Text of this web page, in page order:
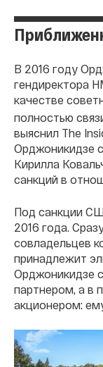
В 2016 году
гендиректора
качестве
полностью
выяснил The
Орджоникидзе
Кирилла
санкций в
Под санкции
2016 года.
совладельцев
принадлежит
Орджоникидзе
партнером, а в
акционером: